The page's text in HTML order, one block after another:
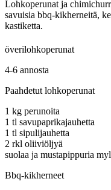
Lohkoperunat ja
savuisia bbq-kikherneitä,
kastiketta.
överilohkoperunat
4-6 annosta
Paahdetut lohkoperunat
1 kg perunoita
1 tl savupaprikajauhetta
1 tl sipulijauhetta
2 rkl oliiviöljyä
suolaa ja mustapippuria
Bbq-kikherneet